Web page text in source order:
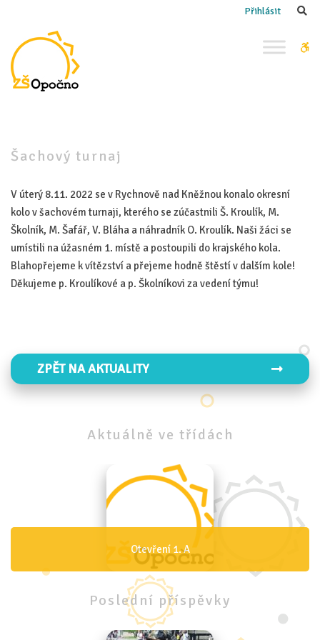
turnaj
Přihlásit
Šachový turnaj
V úterý 8.11. 2022 se v Rychnově nad Kněžnou konalo okresní
kolo v šachovém turnaji, kterého se zúčastnili Š. Kroulík, M.
Školník, M. Šafář, V. Bláha a náhradník O. Kroulík. Naši žáci se
umístili na úžasném 1. místě a postoupili do krajského kola.
Blahopřejeme k vítězství a přejeme hodně štěstí v dalším kole!
Děkujeme p. Kroulíkové a p. Školníkovi za vedení týmu!
ZPĚT NA AKTUALITY
Aktuálně ve třídách
Otevření 1. A
Poslední příspěvky